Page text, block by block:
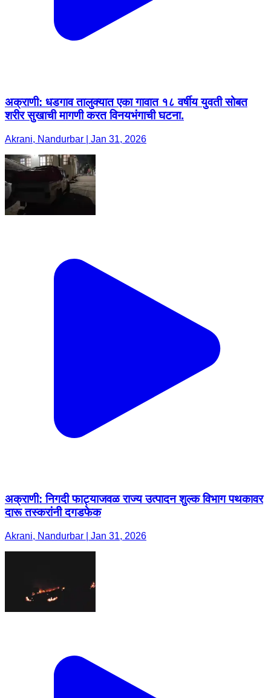
अक्राणी: धडगाव तालुक्यात एका गावात १८ वर्षीय युवती सोबत
शरीर सुखाची मागणी करत विनयभंगाची घटना.
Akrani, Nandurbar | Jan 31, 2026
अक्राणी: निगदी फाट्याजवळ राज्य उत्पादन शुल्क विभाग पथकावर
दारू तस्करांनी दगडफेक
Akrani, Nandurbar | Jan 31, 2026